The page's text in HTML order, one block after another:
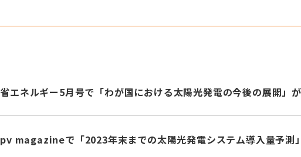
省エネルギー5月号で「わが国における太陽光発電の今後の展開」
pv magazineで「2023年末までの太陽光発電システム導入量予測